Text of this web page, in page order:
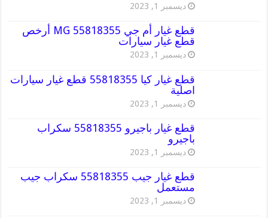
ديسمبر 1, 2023
قطع غيار أم جي MG 55818355 أرخص
قطع غيار سيارات
ديسمبر 1, 2023
قطع غيار كيا 55818355 قطع غيار سيارات
اصلية
ديسمبر 1, 2023
قطع غيار باجيرو 55818355 سكراب
باجيرو
ديسمبر 1, 2023
قطع غيار جيب 55818355 سكراب جيب
مستعمل
ديسمبر 1, 2023